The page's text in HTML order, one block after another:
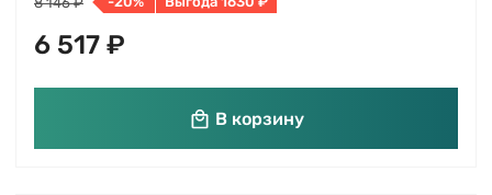
6 517 ₽
В корзину